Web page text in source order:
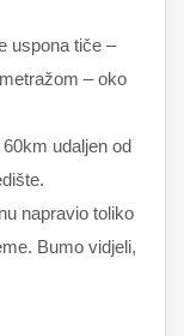
uspona tiče –
– oko
udaljen od
napravio toliko
Bumo vidjeli,